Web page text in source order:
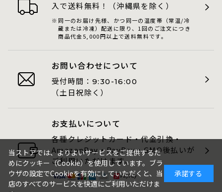
入で送料無料！（沖縄県を除く）
同一のお届け先様、かつ同一の温度帯（常温/冷
蔵または冷凍）配送に限り、1回のご注文につき
商品代金5,000円以上で送料無料です。
お問い合わせについて
受付時間： 9:30-16:00
（土日祝除く）
お支払いについて
各種クレジットカード・代金引換・
AmazonPay・PayPay・GMO後払いが
ご利用いただけます。
当ストアでは、よりよいサービスをご提供するた
めにクッキー（Cookie）を使用しています。ブラ
ウザの設定でCookieを有効にしていただくと、当
店のすべてのサービスを快適にご利用いただけま
承諾する